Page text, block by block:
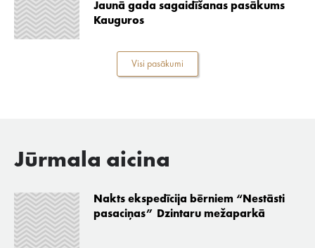
Jaunā gada sagaidīšanas pasākums
Kauguros
Visi pasākumi
Jūrmala aicina
Nakts ekspedīcija bērniem “Nestāsti
pasaciņas” Dzintaru mežaparkā